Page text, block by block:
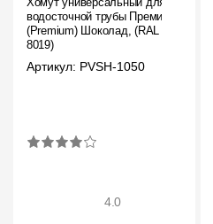
водосточной трубы Премиум
(Premium) Шоколад, (RAL
8019)
Артикул: PVSH-1050
4.0